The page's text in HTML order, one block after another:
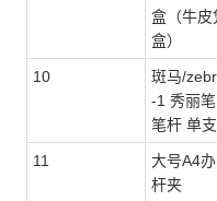
盒（牛皮
盒）
10
斑马/
-1 秀丽
笔杆 单
11
大号A4
杆夹